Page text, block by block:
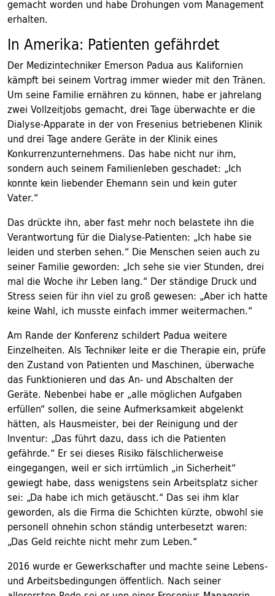
gemacht worden und habe Drohungen vom Management
erhalten.
In Amerika: Patienten gefährdet
Der Medizintechniker Emerson Padua aus Kalifornien
kämpft bei seinem Vortrag immer wieder mit den Tränen.
Um seine Familie ernähren zu können, habe er jahrelang
zwei Vollzeitjobs gemacht, drei Tage überwachte er die
Dialyse-Apparate in der von Fresenius betriebenen Klinik
und drei Tage andere Geräte in der Klinik eines
Konkurrenzunternehmens. Das habe nicht nur ihm,
sondern auch seinem Familienleben geschadet: „Ich
konnte kein liebender Ehemann sein und kein guter
Vater.“
Das drückte ihn, aber fast mehr noch belastete ihn die
Verantwortung für die Dialyse-Patienten: „Ich habe sie
leiden und sterben sehen.“ Die Menschen seien auch zu
seiner Familie geworden: „Ich sehe sie vier Stunden, drei
mal die Woche ihr Leben lang.“ Der ständige Druck und
Stress seien für ihn viel zu groß gewesen: „Aber ich hatte
keine Wahl, ich musste einfach immer weitermachen.“
Am Rande der Konferenz schildert Padua weitere
Einzelheiten. Als Techniker leite er die Therapie ein, prüfe
den Zustand von Patienten und Maschinen, überwache
das Funktionieren und das An- und Abschalten der
Geräte. Nebenbei habe er „alle möglichen Aufgaben
erfüllen“ sollen, die seine Aufmerksamkeit abgelenkt
hätten, als Hausmeister, bei der Reinigung und der
Inventur: „Das führt dazu, dass ich die Patienten
gefährde.“ Er sei dieses Risiko fälschlicherweise
eingegangen, weil er sich irrtümlich „in Sicherheit“
gewiegt habe, dass wenigstens sein Arbeitsplatz sicher
sei: „Da habe ich mich getäuscht.“ Das sei ihm klar
geworden, als die Firma die Schichten kürzte, obwohl sie
personell ohnehin schon ständig unterbesetzt waren:
„Das Geld reichte nicht mehr zum Leben.“
2016 wurde er Gewerkschafter und machte seine Lebens-
und Arbeitsbedingungen öffentlich. Nach seiner